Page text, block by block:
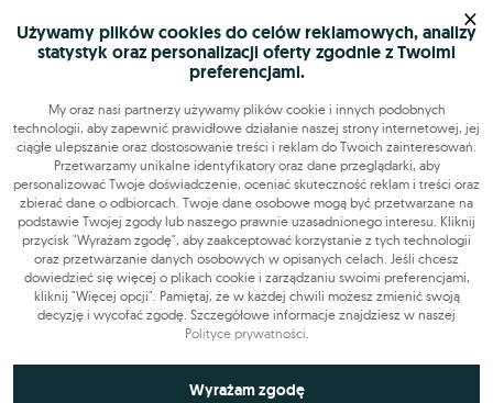
Szukasz pracy?
Znajdź nas
Narzędzia
OLX-praca © 2026. Wszelkie prawa zastrzeżone.
OLX PracaBudowa i remontyProdukcjaAdministracjaSprzedaż
Używamy plików cookies do celów reklamowych, analizy
statystyk oraz personalizacji oferty zgodnie z Twoimi
preferencjami.
My oraz nasi partnerzy używamy plików cookie i innych podobnych
technologii, aby zapewnić prawidłowe działanie naszej strony internetowej, jej
ciągłe ulepszanie oraz dostosowanie treści i reklam do Twoich zainteresowań.
Przetwarzamy unikalne identyfikatory oraz dane przeglądarki, aby
personalizować Twoje doświadczenie, oceniać skuteczność reklam i treści oraz
zbierać dane o odbiorcach. Twoje dane osobowe mogą być przetwarzane na
podstawie Twojej zgody lub naszego prawnie uzasadnionego interesu. Kliknij
przycisk "Wyrażam zgodę", aby zaakceptować korzystanie z tych technologii
oraz przetwarzanie danych osobowych w opisanych celach. Jeśli chcesz
dowiedzieć się więcej o plikach cookie i zarządzaniu swoimi preferencjami,
kliknij "Więcej opcji". Pamiętaj, że w każdej chwili możesz zmienić swoją
decyzję i wycofać zgodę. Szczegółowe informacje znajdziesz w naszej
Polityce prywatności.
Niezbędne do funkcjonowania strony
Wyrażam zgodę
×